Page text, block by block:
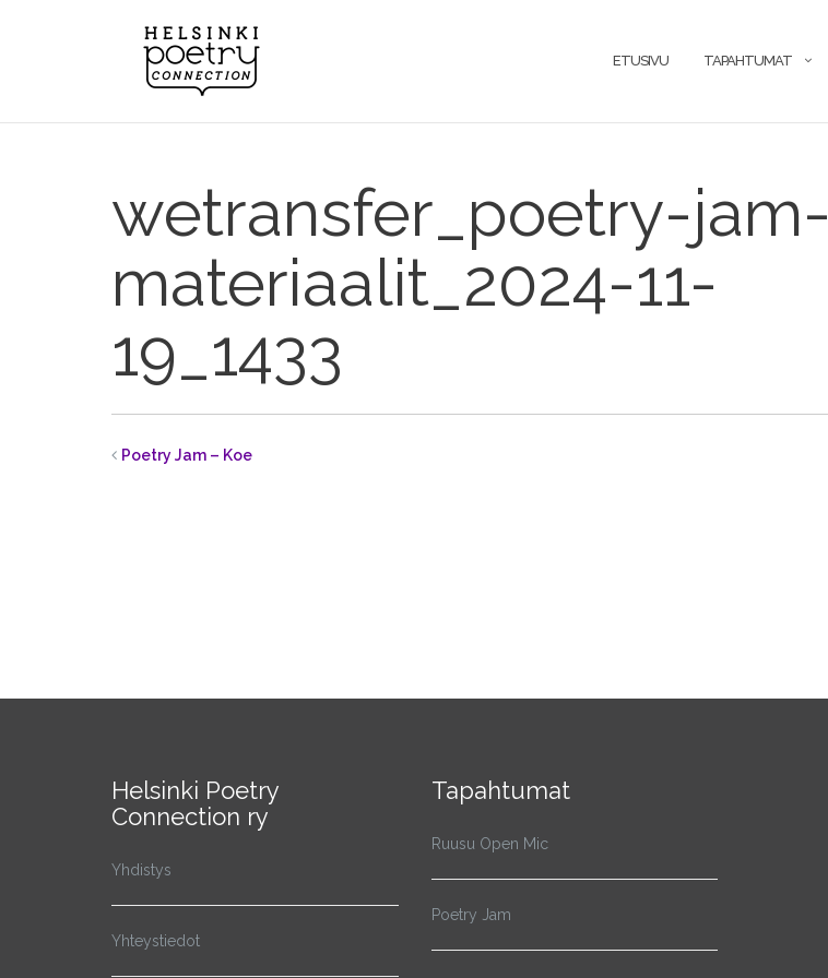
ETUSIVU TAPAHTUMAT
wetransfer_poetry-jam-
materiaalit_2024-11-
19_1433
Poetry Jam – Koe
Helsinki Poetry
Connection ry
Yhdistys
Yhteystiedot
Tapahtumat
Ruusu Open Mic
Poetry Jam